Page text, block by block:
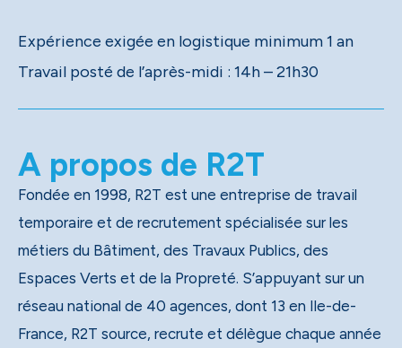
Expérience exigée en logistique minimum 1 an
Travail posté de l’après-midi : 14h – 21h30
A propos de R2T
Fondée en 1998, R2T est une entreprise de travail
temporaire et de recrutement spécialisée sur les
métiers du Bâtiment, des Travaux Publics, des
Espaces Verts et de la Propreté. S’appuyant sur un
réseau national de 40 agences, dont 13 en Ile-de-
France, R2T source, recrute et délègue chaque année